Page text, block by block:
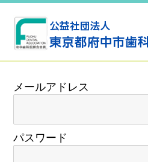
パスワード